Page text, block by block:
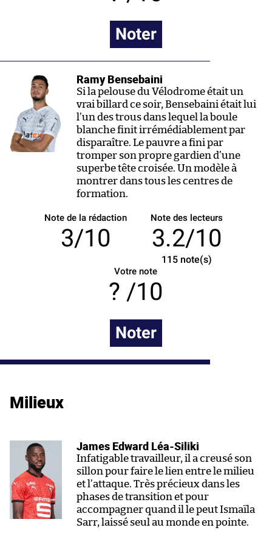
Noter
Ramy Bensebaini
Si la pelouse du Vélodrome était un
vrai billard ce soir, Bensebaini était lui
l’un des trous dans lequel la boule
blanche finit irrémédiablement par
disparaître. Le pauvre a fini par
tromper son propre gardien d’une
superbe tête croisée. Un modèle à
montrer dans tous les centres de
formation.
Note de la rédaction
3/10
Note des lecteurs
3.2/10
115note(s)
Votre note
/10
Noter
Milieux
James Edward Léa-Siliki
Infatigable travailleur, il a creusé son
sillon pour faire le lien entre le milieu
et l’attaque. Très précieux dans les
phases de transition et pour
accompagner quand il le peut Ismaïla
Sarr, laissé seul au monde en pointe.